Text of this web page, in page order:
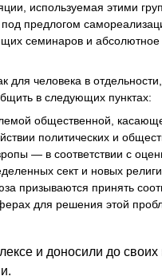
используемая этими
предлогом
семинаров и
для человека в
в следующих пунктах:
общественной,
политических и
— в соответствии с
сект и новых
призываются принять
для решения этой
и доносили до